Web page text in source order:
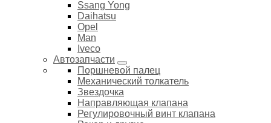
Ssang Yong
Daihatsu
Opel
Man
Iveco
Автозапчасти
Поршневой палец
Механический толкатель
Звездочка
Направляющая клапана
Регулировочный винт клапана